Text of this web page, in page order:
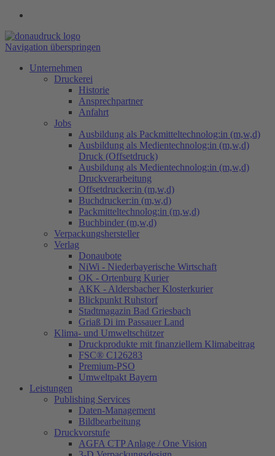
Navigation überspringen
Unternehmen
Druckerei
Historie
Ansprechpartner
Anfahrt
Jobs
Ausbildung als Packmitteltechnolog:in (m,w,d)
Ausbildung als Medientechnolog:in (m,w,d)
Druck (Offsetdruck)
Ausbildung als Medientechnolog:in (m,w,d)
Druckverarbeitung
Offsetdrucker:in (m,w,d)
Buchdrucker:in (m,w,d)
Packmitteltechnolog:in (m,w,d)
Buchbinder (m,w,d)
Verpackungs​hersteller
Verlag
Donaubote
NiWi - Niederbayerische Wirtschaft
OK - Ortenburg Kurier
AKK - Aldersbacher Klosterkurier
Blickpunkt Ruhstorf
Stadtmagazin Bad Griesbach
Griaß Di im Passauer Land
Klima- und Umweltschützer
Druckprodukte mit finanziellem Klimabeitrag
FSC® C126283
Premium-PSO
Umweltpakt Bayern
Leistungen
Publishing Services
Daten-Management
Bildbearbeitung
Druckvorstufe
AGFA CTP Anlage / One Vision